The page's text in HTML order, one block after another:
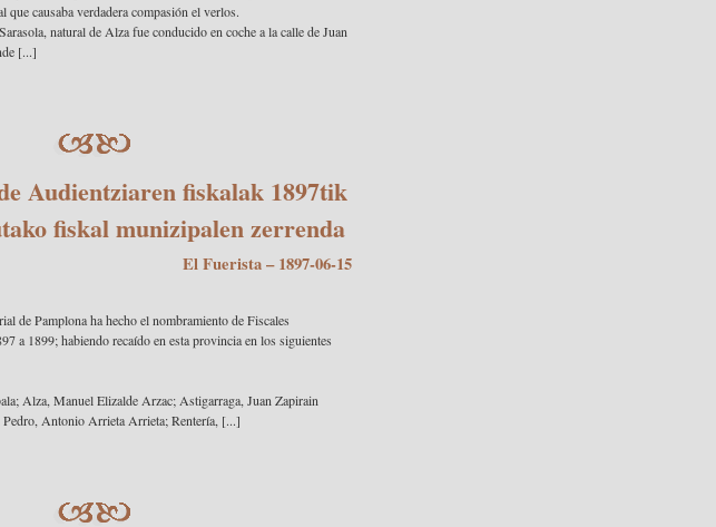
que causaba verdadera compasión el verlos.
natural de Alza fue conducido en coche a la calle de Juan
[...]
Audientziaren fiskalak 1897tik
fiskal munizipalen zerrenda
El Fuerista– 1897-06-15
de Pamplona ha hecho el nombramiento de Fiscales
a 1899; habiendo recaído en esta provincia en los siguientes
Alza, Manuel Elizalde Arzac; Astigarraga, Juan Zapirain
Antonio Arrieta Arrieta; Rentería, [...]